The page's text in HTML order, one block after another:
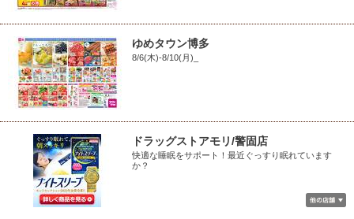
ゆめタウン博多
8/6(木)-8/10(月)_
ドラッグストアモリ/警固店
快適な睡眠をサポート！最近ぐっすり眠れています
か？